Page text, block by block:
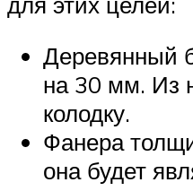
Деревянный
на 30 мм. Из
колодку.
Фанера
она будет